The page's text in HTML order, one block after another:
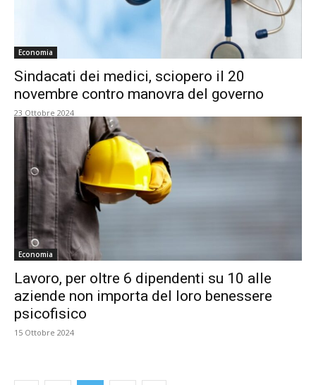
Economia
Sindacati dei medici, sciopero il 20
novembre contro manovra del governo
23 Ottobre 2024
Economia
Lavoro, per oltre 6 dipendenti su 10 alle
aziende non importa del loro benessere
psicofisico
15 Ottobre 2024